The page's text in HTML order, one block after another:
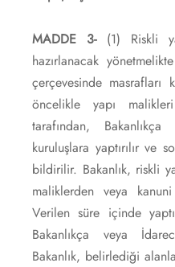
MADDE 3-(1) Riskli
hazırlanacak
çerçevesinde
öncelikle yapı
tarafından,
kuruluşlara yaptırılır ve
bildirilir. Bakanlık, riskli
maliklerden veya
Verilen süre içinde
Bakanlıkça veya
Bakanlık, belirlediği